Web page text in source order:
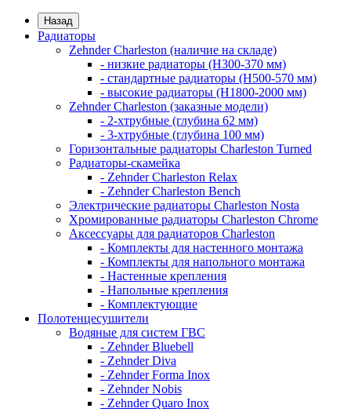
Назад
Радиаторы
Zehnder Charleston (наличие на складе)
- низкие радиаторы (H300-370 мм)
- стандартные радиаторы (H500-570 мм)
- высокие радиаторы (H1800-2000 мм)
Zehnder Charleston (заказные модели)
- 2-хтрубные (глубина 62 мм)
- 3-хтрубные (глубина 100 мм)
Горизонтальные радиаторы Charleston Turned
Радиаторы-скамейка
- Zehnder Charleston Relax
- Zehnder Charleston Bench
Электрические радиаторы Charleston Nosta
Хромированные радиаторы Charleston Chrome
Аксессуары для радиаторов Charleston
- Комплекты для настенного монтажа
- Комплекты для напольного монтажа
- Настенные крепления
- Напольные крепления
- Комплектующие
Полотенцесушители
Водяные для систем ГВС
- Zehnder Bluebell
- Zehnder Diva
- Zehnder Forma Inox
- Zehnder Nobis
- Zehnder Quaro Inox